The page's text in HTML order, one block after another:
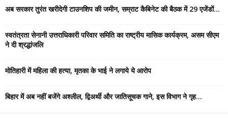
अब सरकार तुरंत खरीदेगी टाउनशिप की जमीन, सम्राट कैबिनेट की बैठक में 29 एजेंडों...
स्वतंत्रता सेनानी उत्तराधिकारी परिवार समिति का राष्ट्रीय मासिक कार्यक्रम, असम सीएम
ने दी श्रद्धांजलि
मोतिहारी में महिला की हत्या, मृतका के भाई ने लगाये ये आरोप
बिहार में अब नहीं बजेंगे अश्लील, द्विअर्थी और जातिसूचक गाने, इस विभाग ने गृह...